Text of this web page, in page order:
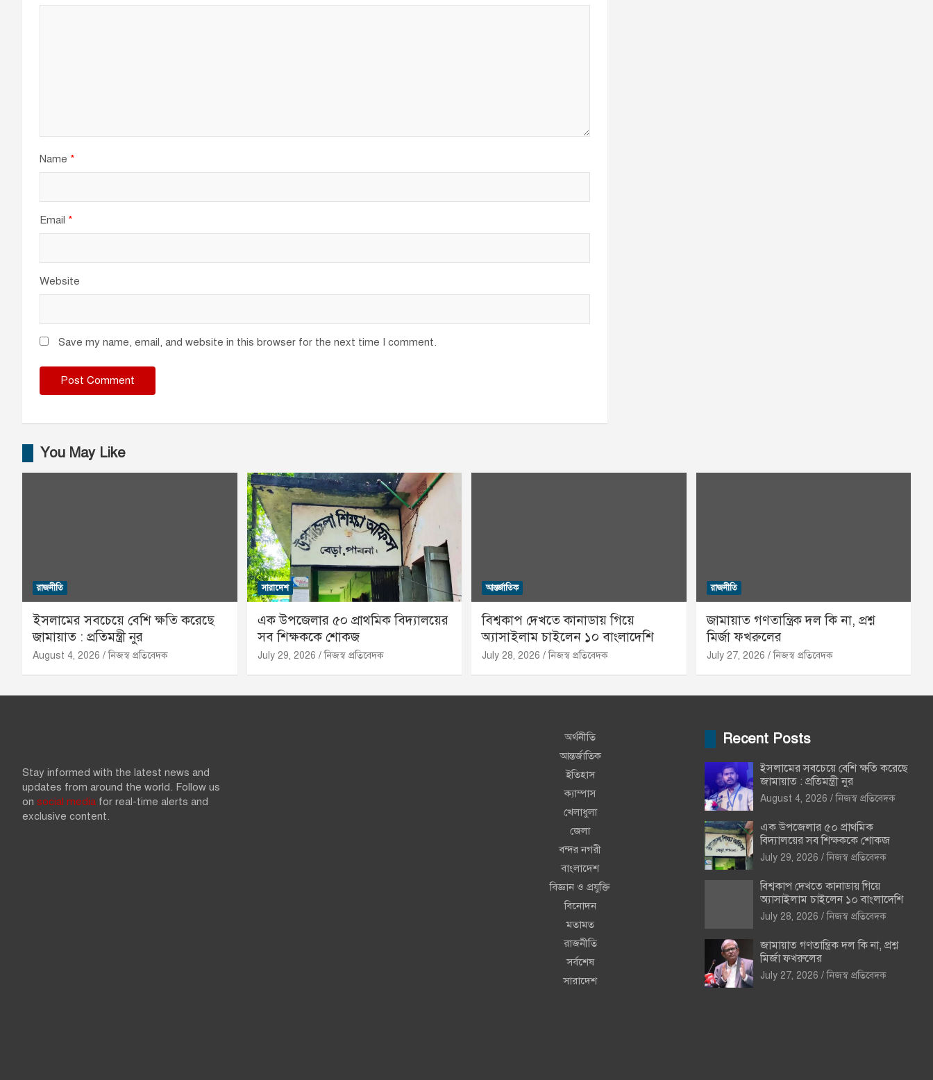
Name *
Email *
Website
Save my name, email, and website in this browser for the next time I comment.
You May Like
রাজনীতি
ইসলামের সবচেয়ে বেশি ক্ষতি করেছে
জামায়াত : প্রতিমন্ত্রী নুর
August 4, 2026 নিজস্ব প্রতিবেদক
সারাদেশ
এক উপজেলার ৫০ প্রাথমিক বিদ্যালয়ের
সব শিক্ষককে শোকজ
July 29, 2026 নিজস্ব প্রতিবেদক
আন্তর্জাতিক
বিশ্বকাপ দেখতে কানাডায় গিয়ে
অ্যাসাইলাম চাইলেন ১০ বাংলাদেশি
July 28, 2026 নিজস্ব প্রতিবেদক
রাজনীতি
জামায়াত গণতান্ত্রিক দল কি না, প্রশ্ন
মির্জা ফখরুলের
July 27, 2026 নিজস্ব প্রতিবেদক
Stay informed with the latest news and
updates from around the world. Follow us
on social media for real-time alerts and
exclusive content.
অর্থনীতি
আন্তর্জাতিক
ইতিহাস
ক্যাম্পাস
খেলাধুলা
জেলা
বন্দর নগরী
বাংলাদেশ
বিজ্ঞান ও প্রযুক্তি
বিনোদন
মতামত
রাজনীতি
সর্বশেষ
সারাদেশ
Recent Posts
ইসলামের সবচেয়ে বেশি ক্ষতি করেছে
জামায়াত : প্রতিমন্ত্রী নুর
August 4, 2026 নিজস্ব প্রতিবেদক
এক উপজেলার ৫০ প্রাথমিক
বিদ্যালয়ের সব শিক্ষককে শোকজ
July 29, 2026 নিজস্ব প্রতিবেদক
বিশ্বকাপ দেখতে কানাডায় গিয়ে
অ্যাসাইলাম চাইলেন ১০ বাংলাদেশি
July 28, 2026 নিজস্ব প্রতিবেদক
জামায়াত গণতান্ত্রিক দল কি না, প্রশ্ন
মির্জা ফখরুলের
July 27, 2026 নিজস্ব প্রতিবেদক